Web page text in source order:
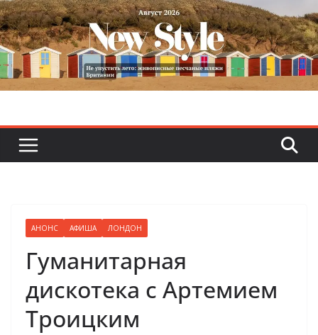
Skip
to
content
АНОНС АФИША ЛОНДОН
Гуманитарная
дискотека с Артемием
Троицким